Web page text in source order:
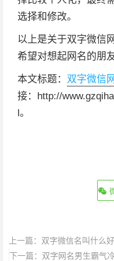
选择和修改。
以上是关于双字微信
希望对想起网名的朋
本文标题： 双字微信
接：http://
l。
上一篇： 双字微信名叫什么
下一篇： 双字网名男生霸气